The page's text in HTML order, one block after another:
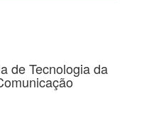
de Tecnologia da